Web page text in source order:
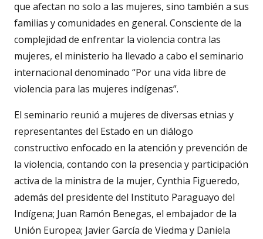
que afectan no solo a las mujeres, sino también a sus
familias y comunidades en general. Consciente de la
complejidad de enfrentar la violencia contra las
mujeres, el ministerio ha llevado a cabo el seminario
internacional denominado “Por una vida libre de
violencia para las mujeres indígenas”.
El seminario reunió a mujeres de diversas etnias y
representantes del Estado en un diálogo
constructivo enfocado en la atención y prevención de
la violencia, contando con la presencia y participación
activa de la ministra de la mujer, Cynthia Figueredo,
además del presidente del Instituto Paraguayo del
Indígena; Juan Ramón Benegas, el embajador de la
Unión Europea; Javier García de Viedma y Daniela